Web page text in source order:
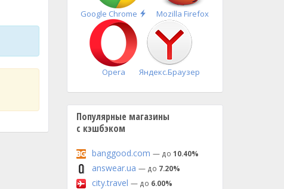
Google Chrome
Быстрая
установка
Mozilla Firefox
Opera Яндекс.Браузер
Популярные магазины
с кэшбэком
banggood.com — до 10.40%
answear.ua — до 7.20%
city.travel — до 6.00%